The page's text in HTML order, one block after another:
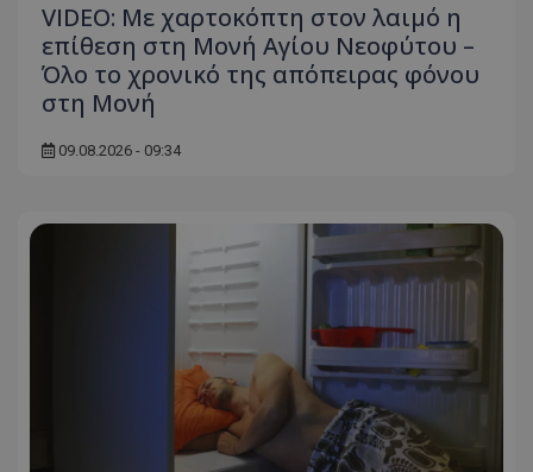
VIDEO: Με χαρτοκόπτη στον λαιμό η
επίθεση στη Μονή Αγίου Νεοφύτου –
Όλο το χρονικό της απόπειρας φόνου
στη Μονή
09.08.2026 - 09:34